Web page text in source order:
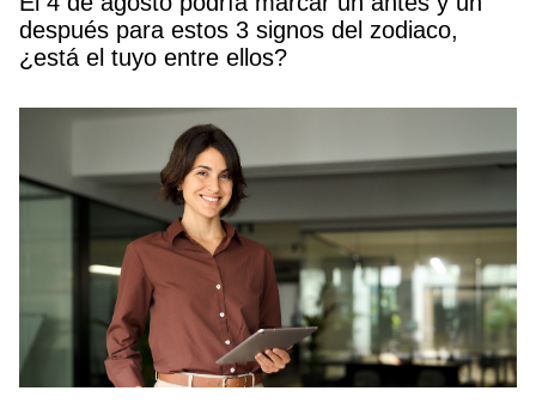
después para estos 3 signos del zodiaco,
¿está el tuyo entre ellos?